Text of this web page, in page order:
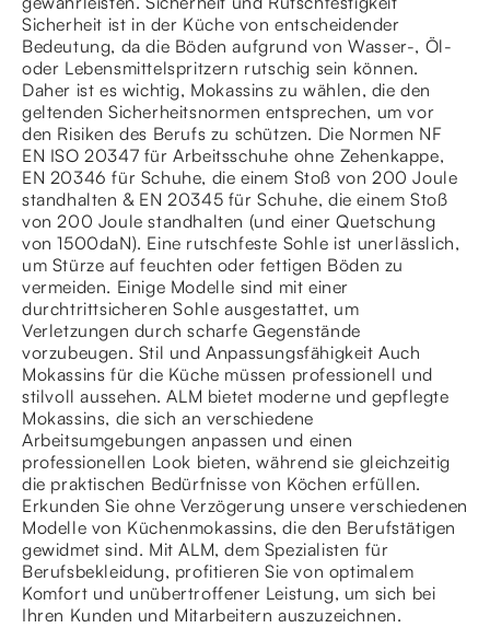
Sicherheit ist in der Küche von entscheidender
Bedeutung, da die Böden aufgrund von Wasser-, Öl-
oder Lebensmittelspritzern rutschig sein können.
Daher ist es wichtig, Mokassins zu wählen, die den
geltenden Sicherheitsnormen entsprechen, um vor
den Risiken des Berufs zu schützen. Die Normen NF
EN ISO 20347 für Arbeitsschuhe ohne Zehenkappe,
EN 20346 für Schuhe, die einem Stoß von 200 Joule
standhalten & EN 20345 für Schuhe, die einem Stoß
von 200 Joule standhalten (und einer Quetschung
von 1500daN). Eine rutschfeste Sohle ist unerlässlich,
um Stürze auf feuchten oder fettigen Böden zu
vermeiden. Einige Modelle sind mit einer
durchtrittsicheren Sohle ausgestattet, um
Verletzungen durch scharfe Gegenstände
vorzubeugen. Stil und Anpassungsfähigkeit Auch
Mokassins für die Küche müssen professionell und
stilvoll aussehen. ALM bietet moderne und gepflegte
Mokassins, die sich an verschiedene
Arbeitsumgebungen anpassen und einen
professionellen Look bieten, während sie gleichzeitig
die praktischen Bedürfnisse von Köchen erfüllen.
Erkunden Sie ohne Verzögerung unsere verschiedenen
Modelle von Küchenmokassins, die den Berufstätigen
gewidmet sind. Mit ALM, dem Spezialisten für
Berufsbekleidung, profitieren Sie von optimalem
Komfort und unübertroffener Leistung, um sich bei
Ihren Kunden und Mitarbeitern auszuzeichnen.